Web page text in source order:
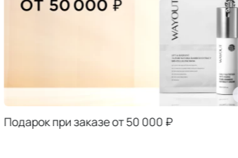
Подарок при заказе от 5000 ₽